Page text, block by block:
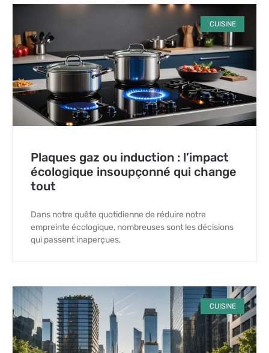
CUISINE
Plaques gaz ou induction : l’impact
écologique insoupçonné qui change
tout
Dans notre quête quotidienne de réduire notre
empreinte écologique, nombreuses sont les décisions
qui passent inaperçues,
CUISINE